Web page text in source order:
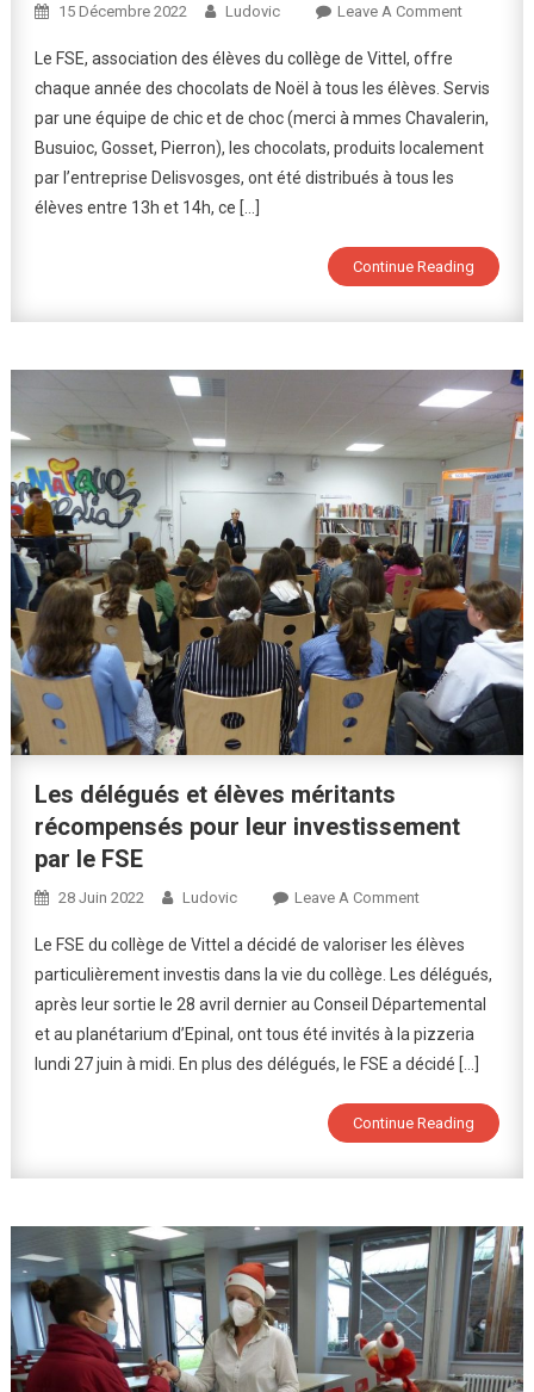
15 Décembre 2022 Ludovic Leave A CommentOn
Chocolats
De
Noël
Savourent
!
Le FSE, association des élèves du collège de Vittel, offre
chaque année des chocolats de Noël à tous les élèves. Servis
par une équipe de chic et de choc (merci à mmes Chavalerin,
Busuioc, Gosset, Pierron), les chocolats, produits localement
par l’entreprise Delisvosges, ont été distribués à tous les
élèves entre 13h et 14h, ce […]
Continue Reading
Les délégués et élèves méritants
récompensés pour leur investissement
par le FSE
28 Juin 2022 Ludovic Leave A CommentOn
Délégués
Et
Élèves
Méritants
Récompensés
Leur
Investissement
FSE
Le FSE du collège de Vittel a décidé de valoriser les élèves
particulièrement investis dans la vie du collège. Les délégués,
après leur sortie le 28 avril dernier au Conseil Départemental
et au planétarium d’Epinal, ont tous été invités à la pizzeria
lundi 27 juin à midi. En plus des délégués, le FSE a décidé […]
Continue Reading